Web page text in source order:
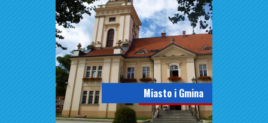
Miasto i Gmina